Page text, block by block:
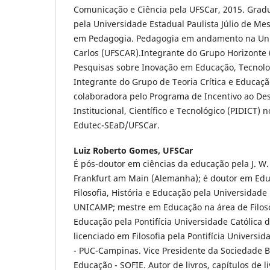
Comunicação e Ciência pela UFSCar, 2015.
pela Universidade Estadual Paulista Júlio de
em Pedagogia. Pedagogia em andamento na
Carlos (UFSCAR).Integrante do Grupo
Pesquisas sobre Inovação em Educação,
Integrante do Grupo de Teoria Crítica e
colaboradora pelo Programa de Incentivo ao
Institucional, Científico e Tecnológico (PIDICT)
Edutec-SEaD/UFSCar.
Luiz Roberto Gomes, UFSCar
É pós-doutor em ciências da educação pela J.
Frankfurt am Main (Alemanha); é doutor em
Filosofia, História e Educação pela
UNICAMP; mestre em Educação na área de
Educação pela Pontifícia Universidade Católica
licenciado em Filosofia pela Pontifícia
- PUC-Campinas. Vice Presidente da Sociedade
Educação - SOFIE. Autor de livros, capítulos de